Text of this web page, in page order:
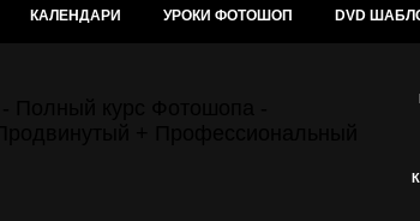
КАЛЕНДАРИ УРОКИ ФОТОШОП DVD